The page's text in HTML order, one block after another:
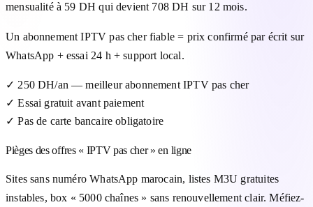
mensualité à 59 DH qui devient 708 DH sur 12 mois.
Un abonnement IPTV pas cher fiable = prix confirmé par écrit sur
WhatsApp + essai 24 h + support local.
✓ 250 DH/an — meilleur abonnement IPTV pas cher
✓ Essai gratuit avant paiement
✓ Pas de carte bancaire obligatoire
Pièges des offres « IPTV pas cher » en ligne
Sites sans numéro WhatsApp marocain, listes M3U gratuites
instables, box « 5000 chaînes » sans renouvellement clair. Méfiez-